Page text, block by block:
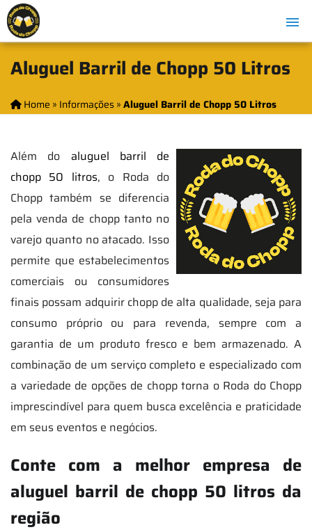
Aluguel Barril de Chopp 50 Litros
Home » Informações»Aluguel Barril de Chopp 50 Litros
Além do aluguel barril de
chopp 50 litros, o Roda do
Chopp também se diferencia
pela venda de chopp tanto no
varejo quanto no atacado. Isso
permite que estabelecimentos
comerciais ou consumidores
finais possam adquirir chopp de alta qualidade, seja para
consumo próprio ou para revenda, sempre com a
garantia de um produto fresco e bem armazenado. A
combinação de um serviço completo e especializado com
a variedade de opções de chopp torna o Roda do Chopp
imprescindível para quem busca excelência e praticidade
em seus eventos e negócios.
Conte com a melhor empresa de
aluguel barril de chopp 50 litros da
região